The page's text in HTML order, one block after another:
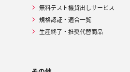
無料テスト機貸出しサービス
規格認証・適合一覧
生産終了・推奨代替商品